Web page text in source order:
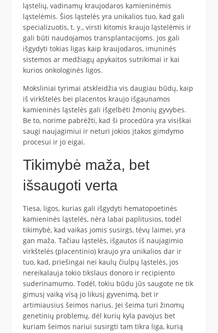
ląstelių, vadinamų kraujodaros kamieninėmis
ląstelėmis. Šios ląstelės yra unikalios tuo, kad gali
specializuotis, t. y., virsti kitomis kraujo ląstelėmis ir
gali būti naudojamos transplantacijoms. Jos gali
išgydyti tokias ligas kaip kraujodaros, imuninės
sistemos ar medžiagų apykaitos sutrikimai ir kai
kurios onkologinės ligos.
Moksliniai tyrimai atskleidžia vis daugiau būdų, kaip
iš virkštelės bei placentos kraujo išgaunamos
kamieninės ląstelės gali išgelbėti žmonių gyvybes.
Be to, norime pabrėžti, kad ši procedūra yra visiškai
saugi naujagimiui ir neturi jokios įtakos gimdymo
procesui ir jo eigai.
Tikimybė maža, bet
išsaugoti verta
Tiesa, ligos, kurias gali išgydyti hematopoetinės
kamieninės ląstelės, nėra labai paplitusios, todėl
tikimybė, kad vaikas jomis susirgs, tėvų laimei, yra
gan maža. Tačiau ląstelės, išgautos iš naujagimio
virkštelės (placentinio) kraujo yra unikalios dar ir
tuo, kad, priešingai nei kaulų čiulpų ląstelės, jos
nereikalauja tokio tikslaus donoro ir recipiento
suderinamumo. Todėl, tokiu būdu jūs saugote ne tik
gimusį vaiką visą jo likusį gyvenimą, bet ir
artimiausius šeimos narius. Jei šeima turi žinomų
genetinių problemų, dėl kurių kyla pavojus bet
kuriam šeimos nariui susirgti tam tikra liga, kurią